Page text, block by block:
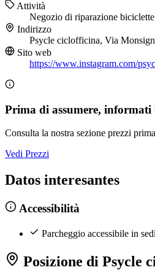
Attività
Negozio di riparazione biciclette
Indirizzo
Psycle ciclofficina, Via
Sito web
https://www.instagram.com/
Prima di assumere, informati
Consulta la nostra sezione prezzi
Vedi Prezzi
Datos interesantes
Accessibilità
Parcheggio accessibile in
Posizione di Psycle